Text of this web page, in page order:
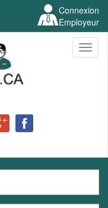
Connexion
Employeur